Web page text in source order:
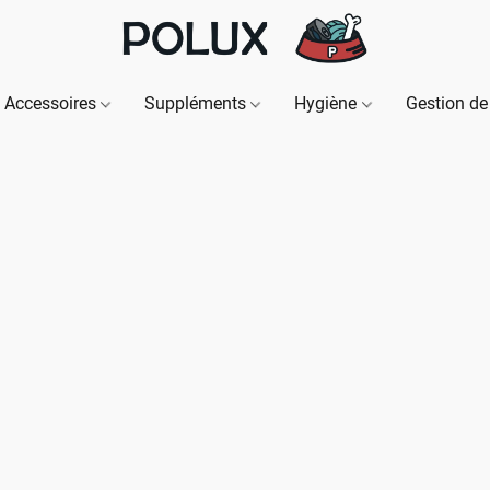
Accessoires Suppléments Hygiène Gestion